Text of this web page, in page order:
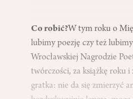
Co robić?W tym roku o
lubimy poezję czy też
Wrocławskiej Nagrodzie
twórczości, za książkę roku
gratka: nie da się zmierzyć